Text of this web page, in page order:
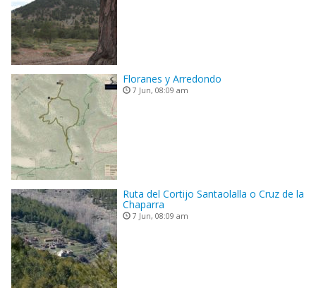
Floranes y Arredondo
7 Jun, 08:09 am
Ruta del Cortijo Santaolalla o Cruz de la
Chaparra
7 Jun, 08:09 am